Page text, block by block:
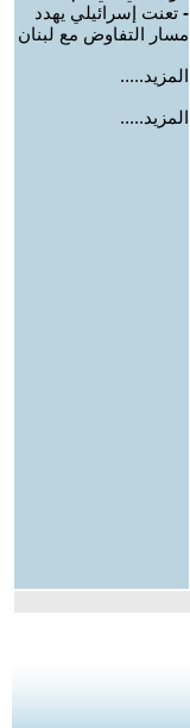
- تعنت إسرائيلي يهدد
مسار التفاوض مع لبنان
المزيد.....
المزيد.....